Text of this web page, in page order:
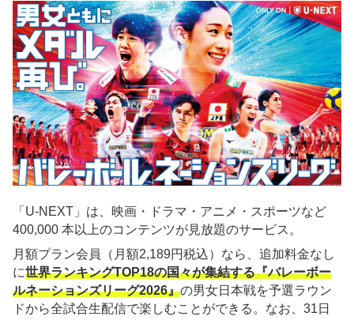
「U-NEXT」は、映画・ドラマ・アニメ・スポーツなど
400,000 本以上のコンテンツが見放題のサービス。
月額プラン会員（月額2,189円税込）なら、追加料金なし
に世界ランキングTOP18の国々が集結する『バレーボー
ルネーションズリーグ2026』の男女日本戦を予選ラウン
ドから全試合生配信で楽しむことができる。なお、31日